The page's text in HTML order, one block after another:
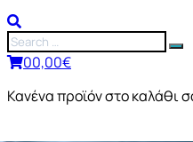
00,00€
Κανένα προϊόν στο καλάθι